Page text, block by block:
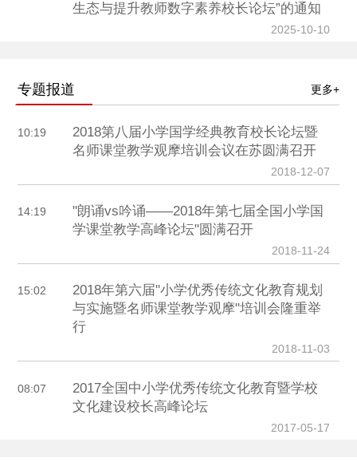
生态与提升教师数字素养校长论坛”的通知
2025-10-10
专题报道 更多+
10:19
2018第八届小学国学经典教育校长论坛暨
名师课堂教学观摩培训会议在苏圆满召开
2018-12-07
14:19
"朗诵vs吟诵——2018年第七届全国小学国
学课堂教学高峰论坛"圆满召开
2018-11-24
15:02
2018年第六届"小学优秀传统文化教育规划
与实施暨名师课堂教学观摩"培训会隆重举
行
2018-11-03
08:07
2017全国中小学优秀传统文化教育暨学校
文化建设校长高峰论坛
2017-05-17